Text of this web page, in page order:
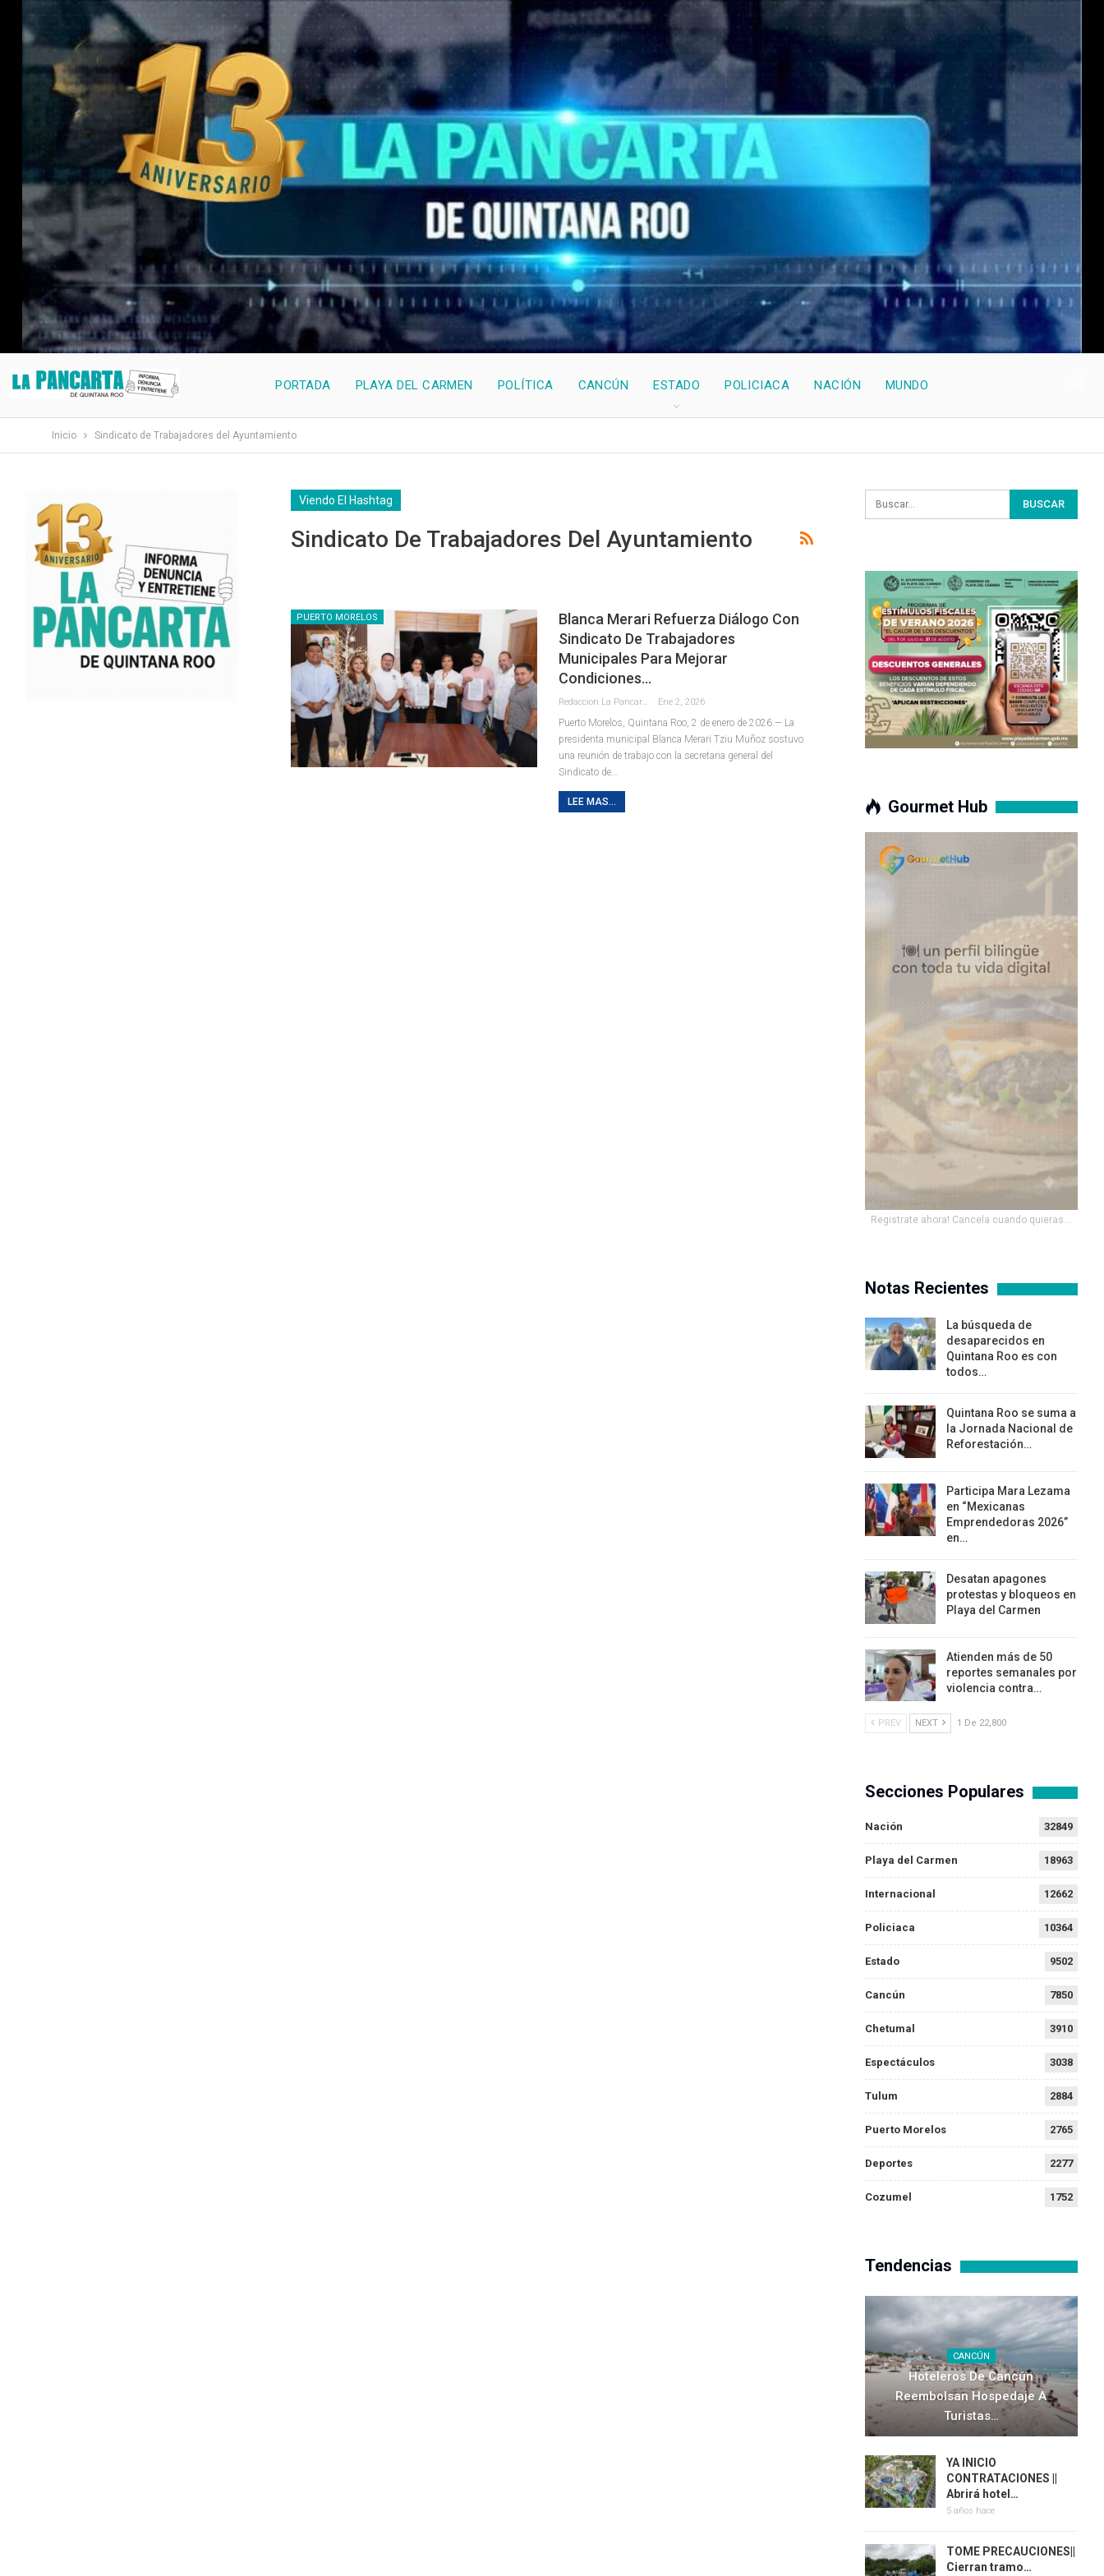
PORTADA PLAYA DEL CARMEN POLÍTICA CANCÚN ESTADO POLICIACA NACIÓN MUNDO
Inicio Sindicato de Trabajadores del Ayuntamiento
Viendo El Hashtag
Sindicato De Trabajadores Del Ayuntamiento
PUERTO MORELOS
Blanca Merari Refuerza Diálogo Con
Sindicato De Trabajadores
Municipales Para Mejorar
Condiciones…
Ene 2, 2026
Puerto Morelos, Quintana Roo, 2 de enero de 2026.— La
presidenta municipal Blanca Merari Tziu Muñoz sostuvo
una reunión de trabajo con la secretaria general del
Sindicato de
LEE MAS... Gourmet Hub
Registrate ahora! Cancela cuando quieras...
Notas Recientes
La búsqueda de
desaparecidos en
Quintana Roo es con
todos…
Quintana Roo se suma a
la Jornada Nacional de
Reforestación…
Participa Mara Lezama
en “Mexicanas
Emprendedoras 2026”
en…
Desatan apagones
protestas y bloqueos en
Playa del Carmen
Atienden más de 50
reportes semanales por
violencia contra…
PREV NEXT 1 De 22,800
Secciones Populares
Nación 32849
Playa del Carmen 18963
Internacional 12662
Policiaca 10364
Estado 9502
Cancún 7850
Chetumal 3910
Espectáculos 3038
Tulum 2884
Puerto Morelos 2765
Deportes 2277
Cozumel 1752
Tendencias
CANCÚN
Hoteleros De Cancún
Reembolsan Hospedaje A
Turistas…
YA INICIO
CONTRATACIONES ||
Abrirá hotel…
5 años hace
TOME PRECAUCIONES||
Cierran tramo…